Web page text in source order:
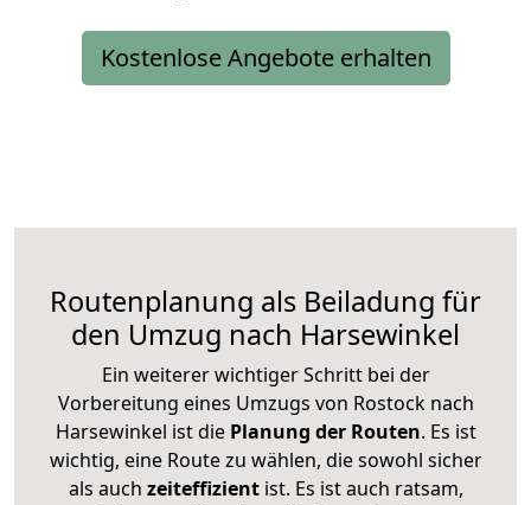
Kostenlose Angebote erhalten
Routenplanung als Beiladung für
den Umzug nach Harsewinkel
Ein weiterer wichtiger Schritt bei der
Vorbereitung eines Umzugs von Rostock nach
Harsewinkel ist diePlanung der Routen. Es ist
wichtig, eine Route zu wählen, die sowohl sicher
als auch zeiteffizientist. Es ist auch ratsam,